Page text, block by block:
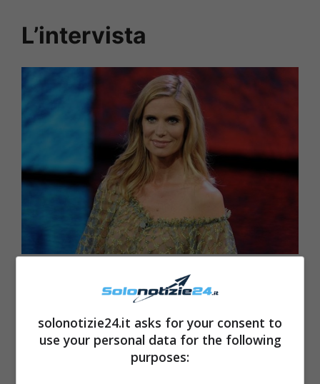
L’intervista
Molto spazio durante l’intervista, Fazio l’ha
dedicato
ai suoi collaboratori
solo alle star ospitate in studio, di cui si sa già
molto. In particolare il noto conduttore ha
solonotizie24.it asks for your consent to
use your personal data for the following
purposes: